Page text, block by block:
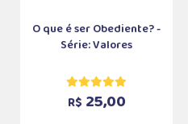
O que é ser Obediente? -
Série: Valores
R$ 25,00